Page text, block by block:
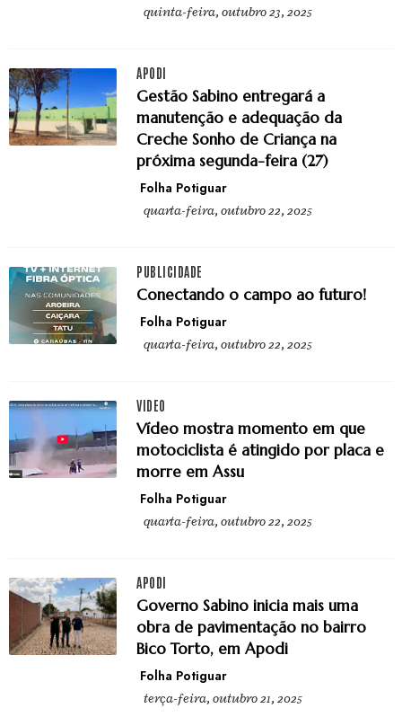
quinta-feira, outubro 23, 2025
APODI
Gestão Sabino entregará a
manutenção e adequação da
Creche Sonho de Criança na
próxima segunda-feira (27)
Folha Potiguar
quarta-feira, outubro 22, 2025
PUBLICIDADE
Conectando o campo ao futuro!
Folha Potiguar
quarta-feira, outubro 22, 2025
VIDEO
Vídeo mostra momento em que
motociclista é atingido por placa e
morre em Assu
Folha Potiguar
quarta-feira, outubro 22, 2025
APODI
Governo Sabino inicia mais uma
obra de pavimentação no bairro
Bico Torto, em Apodi
Folha Potiguar
terça-feira, outubro 21, 2025